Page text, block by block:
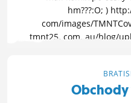
ROLETA
hm???:O; )
com/images/
tmnt25. com. au/blog/
9. 9.
Obchody